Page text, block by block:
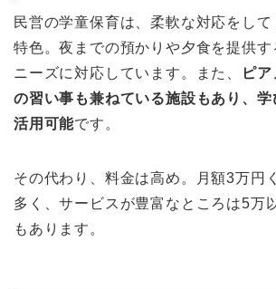
民営の学童保育は、柔軟な対応をし
特色。夜までの預かりや夕食を提供す
ニーズに対応しています。また、
ピ
の習い事も兼ねている施設もあり、学
活用可能です。
その代わり、料金は高め。月額3万円
多く、サービスが豊富なところは5万
もあります。